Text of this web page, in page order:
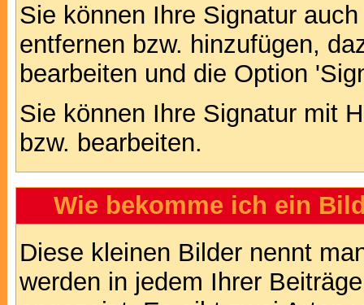
Sie können Ihre Signatur
entfernen bzw. hinzufügen,
bearbeiten und die Option
Sie können Ihre Signatur mit
bzw. bearbeiten.
Wie bekomme ich ein
Diese kleinen Bilder nennt
werden in jedem Ihrer